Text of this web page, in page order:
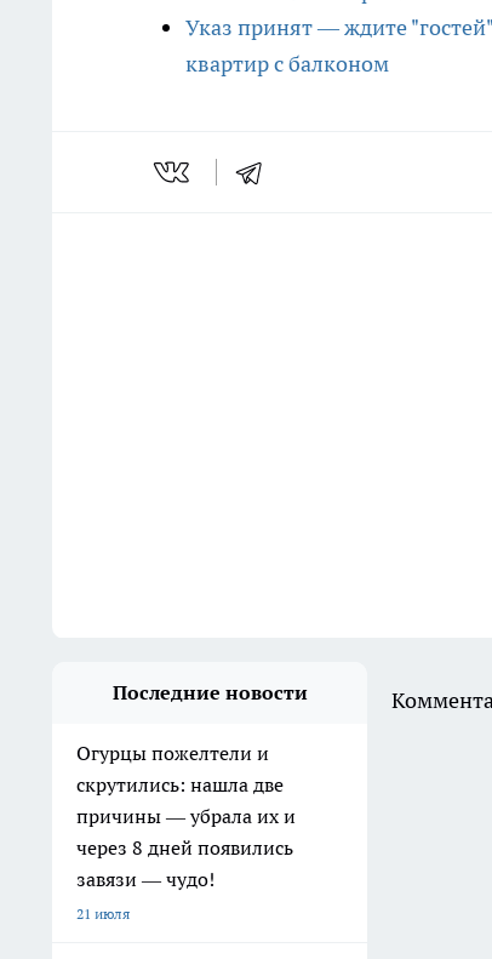
Указ принят — ждите
квартир с балконом
Последние новости
Огурцы пожелтели и
скрутились: нашла две
причины — убрала их и
через 8 дней появились
завязи — чудо!
21 июля